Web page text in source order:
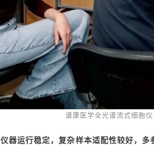
谱康医学全光谱流式细胞
仪器运行稳定，复杂样本适配性较好，多